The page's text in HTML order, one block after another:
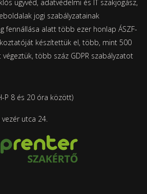
ügyvéd, adatvédelmi és IT szakjogász,
jogi szabályzatainak
fennállása alatt több ezer honlap ÁSZF-
készítettük el, több, mint 500
több száz GDPR szabályzatot
P 8 és 20 óra között)
utca 24.